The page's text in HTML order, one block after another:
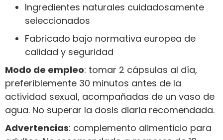
Ingredientes naturales cuidadosamente
seleccionados
Fabricado bajo normativa europea de
calidad y seguridad
Modo de empleo: tomar 2 cápsulas al día,
preferiblemente 30 minutos antes de la
actividad sexual, acompañadas de un vaso de
agua. No superar la dosis diaria recomendada.
Advertencias: complemento alimenticio para